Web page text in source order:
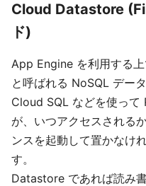
Cloud Datastore
ド)
App Engine を利用する
と呼ばれる NoSQL データ
Cloud SQL などを使って
が、いつアクセスされる
ンスを起動して置かなけ
す。
Datastore であれば読み